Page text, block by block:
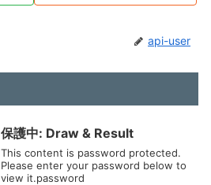
api-user
保護中: Draw & Result
This content is password protected.
Please enter your password below to
view it.password